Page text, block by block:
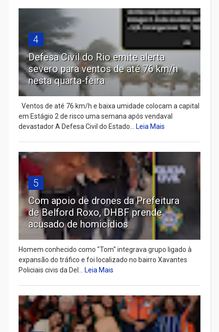
4
Defesa Civil do Rio emite alerta
severo para ventos de até 76 km/h
nesta quarta-feira
Ventos de até 76 km/h e baixa umidade colocam a capital
em Estágio 2 de risco uma semana após vendaval
devastador A Defesa Civil do Estado... Leia Mais
5
Com apoio de drones da Prefeitura
de Belford Roxo, DHBF prende
acusado de homicídios
Homem conhecido como "Tom" integrava grupo ligado à
expansão do tráfico e foi localizado no bairro Xavantes
Policiais civis da Del... Leia Mais